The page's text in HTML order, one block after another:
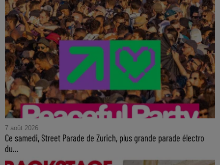
7 août 2026
Ce samedi, Street Parade de Zurich, plus grande parade électro
du...